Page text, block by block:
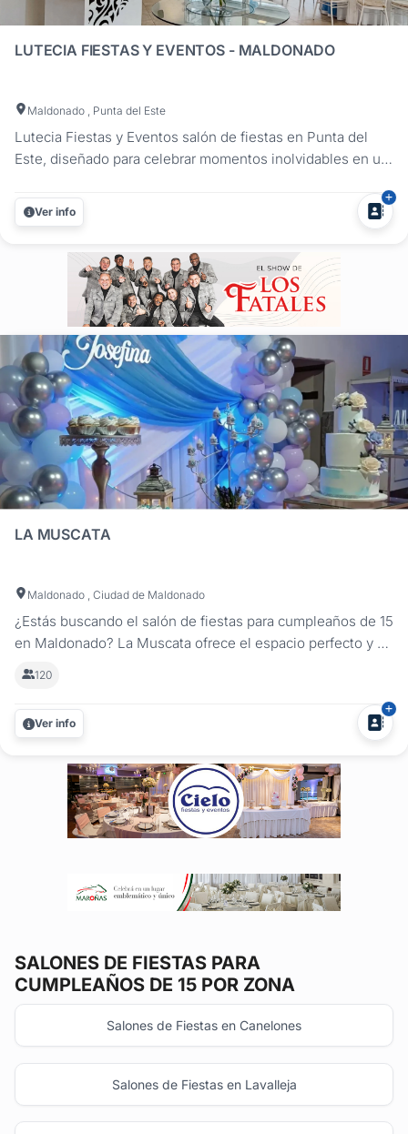
LUTECIA FIESTAS Y EVENTOS - MALDONADO
Maldonado , Punta del Este
Lutecia Fiestas y Eventos salón de fiestas en Punta del
Este, diseñado para celebrar momentos inolvidables en un
combina una ubicación privilegiada con instalaciones
modernas y versátiles, ideales para bodas, 15 años,
Ver info
LA MUSCATA
Maldonado , Ciudad de Maldonado
¿Estás buscando el salón de fiestas para cumpleaños de 15
en Maldonado? La Muscata ofrece el espacio perfecto y un
memorable, ya que dedicamos el lugar completamente a tu
celebración...
120
Ver info
SALONES DE FIESTAS PARA
CUMPLEAÑOS DE 15 POR ZONA
Salones de Fiestas en Canelones
Salones de Fiestas en Lavalleja
Escribí tu mensaje una sola vez
Seleccioná y marcá los salones de fiestas para quince años